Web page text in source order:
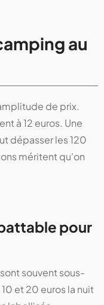
au
de prix.
à 12 euros. Une
dépasser les 120
méritent qu'on
pour
souvent sous-
et 20 euros la nuit